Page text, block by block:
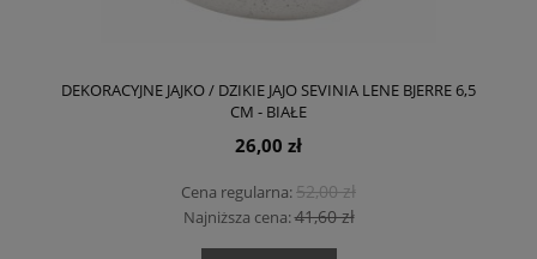
DEKORACYJNE JAJKO / DZIKIE JAJO SEVINIA LENE BJERRE 6,5
CM - BIAŁE
26,00 zł
Cena regularna:52,00 zł
Najniższa cena:41,60 zł